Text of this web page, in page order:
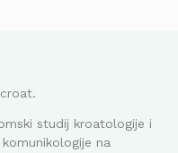
studij kroatologije i
na